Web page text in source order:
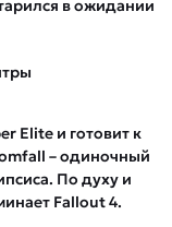
в ожидании
Elite и готовит к
– одиночный
По духу и
Fallout 4.